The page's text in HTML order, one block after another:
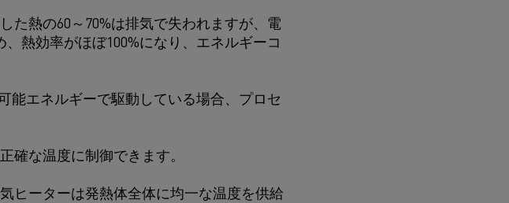
た熱の60～70%は排気で失われますが、電
熱効率がほぼ100%になり、エネルギーコ
能エネルギーで駆動している場合、プロセ
確な温度に制御できます。
ヒーターは発熱体全体に均一な温度を供給